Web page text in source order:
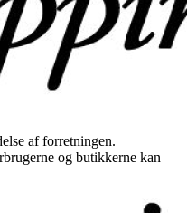
af forretningen.
og butikkerne kan